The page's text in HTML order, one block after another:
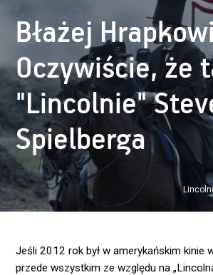
Błażej
Oczywiście, że
"Lincolnie"
Spielberga
Jeśli 2012 rok był w amerykańskim kinie
przede wszystkim ze względu na